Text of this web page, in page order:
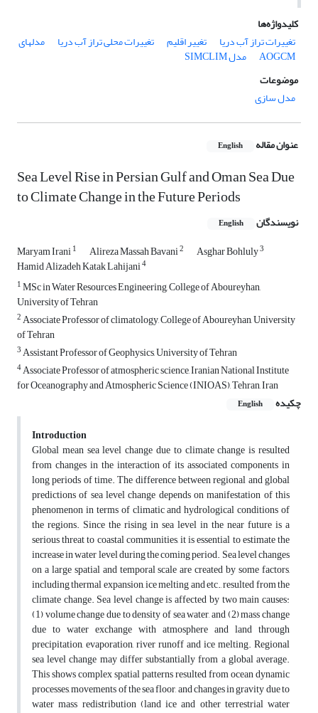
کلیدواژه‌ها
تغییرات تراز آب دریا
تغییر اقلیم تغییرات محلی تراز آب دریا مدل‏های
AOGCM
مدل SIMCLIM
موضوعات
مدل سازی
عنوان مقاله English
Sea Level Rise in Persian Gulf and Oman Sea Due
to Climate Change in the Future Periods
نویسندگان English
Maryam Irani1 Alireza Massah Bavani2 Asghar Bohluly3
Hamid Alizadeh Katak Lahijani4
1MSc in Water Resources Engineering, College of Aboureyhan,
University of Tehran
2Associate Professor of climatology, College of Aboureyhan, University
of Tehran
3Assistant Professor of Geophysics, University of Tehran
4Associate Professor of atmospheric science, Iranian National Institute
for Oceanography and Atmospheric Science (INIOAS), Tehran, Iran
چکیده
English
Introduction
Global mean sea level change due to climate change is resulted
from changes in the interaction of its associated components in
long periods of time. The difference between regional and global
predictions of sea level change depends on manifestation of this
phenomenon in terms of climatic and hydrological conditions of
the regions. Since the rising in sea level in the near future is a
serious threat to coastal communities, it is essential to estimate the
increase in water level during the coming period. Sea level changes
on a large spatial and temporal scale are created by some factors,
including thermal expansion, ice melting and etc., resulted from the
climate change. Sea level change is affected by two main causes:
(1) volume change due to density of sea water, and (2) mass change
due to water exchange with atmosphere and land through
precipitation, evaporation, river runoff and ice melting. Regional
sea level change may differ substantially from a global average.
This shows complex spatial patterns resulted from ocean dynamic
processes, movements of the sea floor, and changes in gravity due to
water mass redistribution (land ice and other terres­trial water